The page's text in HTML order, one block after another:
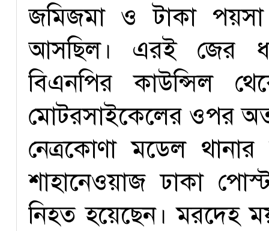
জমিজমা ও টাকা
আসছিল। এরই জের
বিএনপির কাউন্সিল
মোটরসাইকেলের ওপর
নেত্রকোণা মডেল থানার
শাহানেওয়াজ ঢাকা
নিহত হয়েছেন। মরদেহ